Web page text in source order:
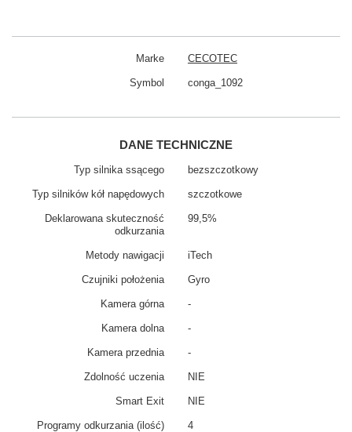
Marke CECOTEC
Symbol conga_1092
DANE TECHNICZNE
Typ silnika ssącego bezszczotkowy
Typ silników kół napędowych szczotkowe
Deklarowana skuteczność
odkurzania
99,5%
Metody nawigacji iTech
Czujniki położenia Gyro
Kamera górna -
Kamera dolna -
Kamera przednia -
Zdolność uczenia NIE
Smart Exit NIE
Programy odkurzania (ilość) 4